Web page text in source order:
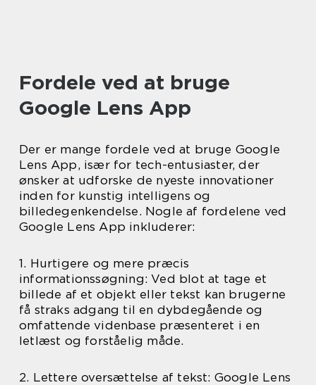
Fordele ved at bruge
Google Lens App
Der er mange fordele ved at bruge Google
Lens App, især for tech-entusiaster, der
ønsker at udforske de nyeste innovationer
inden for kunstig intelligens og
billedegenkendelse. Nogle af fordelene ved
Google Lens App inkluderer:
1. Hurtigere og mere præcis
informationssøgning: Ved blot at tage et
billede af et objekt eller tekst kan brugerne
få straks adgang til en dybdegående og
omfattende videnbase præsenteret i en
letlæst og forståelig måde.
2. Lettere oversættelse af tekst: Google Lens